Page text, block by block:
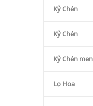
Kỷ Chén
Kỷ Chén
Kỷ Chén
Lọ Hoa